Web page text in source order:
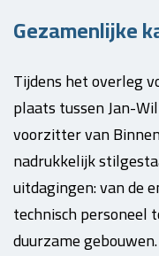
Gezamenlijke
Tijdens het overleg
plaats tussen Jan-
voorzitter van
nadrukkelijk
uitdagingen: van de
technisch personeel
duurzame gebouwen.